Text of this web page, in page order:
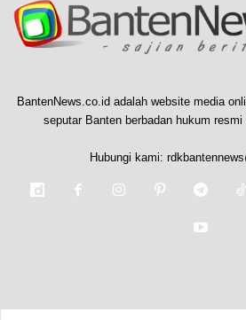
BantenNews.co.id adalah website media
seputar Banten berbadan hukum
Hubungi kami: